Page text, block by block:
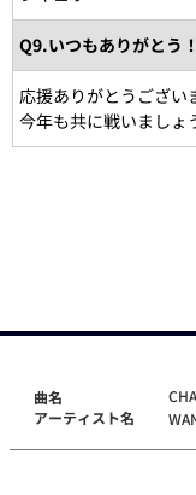
Q9.いつもありがとう
応援ありがとうござい
今年も共に戦いましょ
曲名
アーティスト名